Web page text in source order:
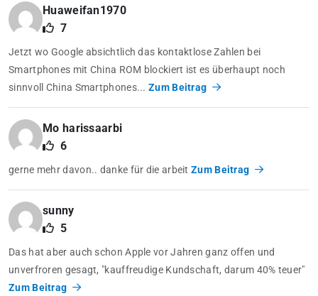
Huaweifan1970
7
Jetzt wo Google absichtlich das kontaktlose Zahlen bei
Smartphones mit China ROM blockiert ist es überhaupt noch
sinnvoll China Smartphones...Zum Beitrag
Mo harissaarbi
6
gerne mehr davon.. danke für die arbeit Zum Beitrag
sunny
5
Das hat aber auch schon Apple vor Jahren ganz offen und
unverfroren gesagt, "kauffreudige Kundschaft, darum 40% teuer"
Zum Beitrag